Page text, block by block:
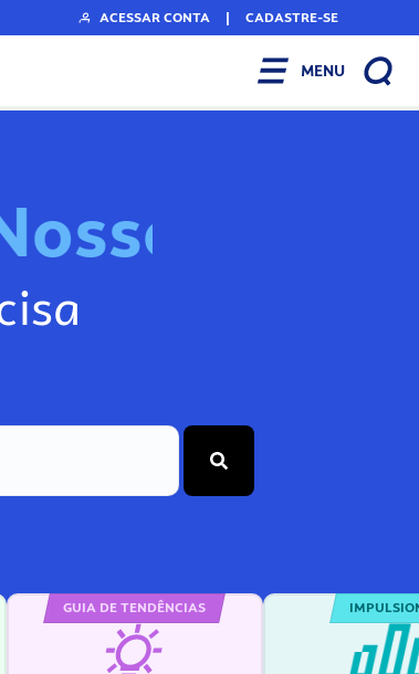
ACESSAR CONTA | CADASTRE-SE
MENU
Nos
GUIA DE TENDÊNCIAS